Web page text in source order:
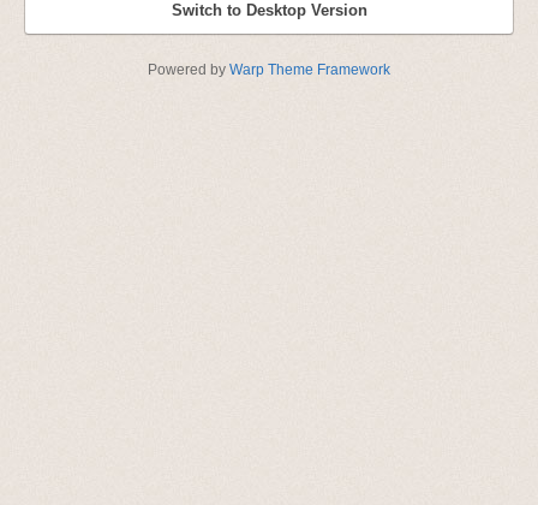
Switch to Desktop Version
Powered by Warp Theme Framework